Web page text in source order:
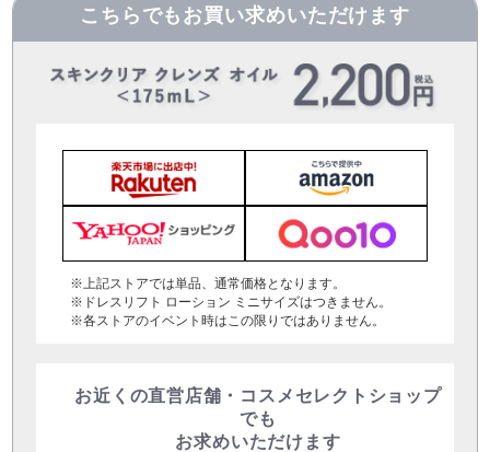
こちらでもお買い求めいただけます
※上記ストアでは単品、通常価格となります。
※ドレスリフト ローション ミニサイズはつきません。
※各ストアのイベント時はこの限りではありません。
お近くの直営店舗・コスメセレクトショップ
でも
お求めいただけます